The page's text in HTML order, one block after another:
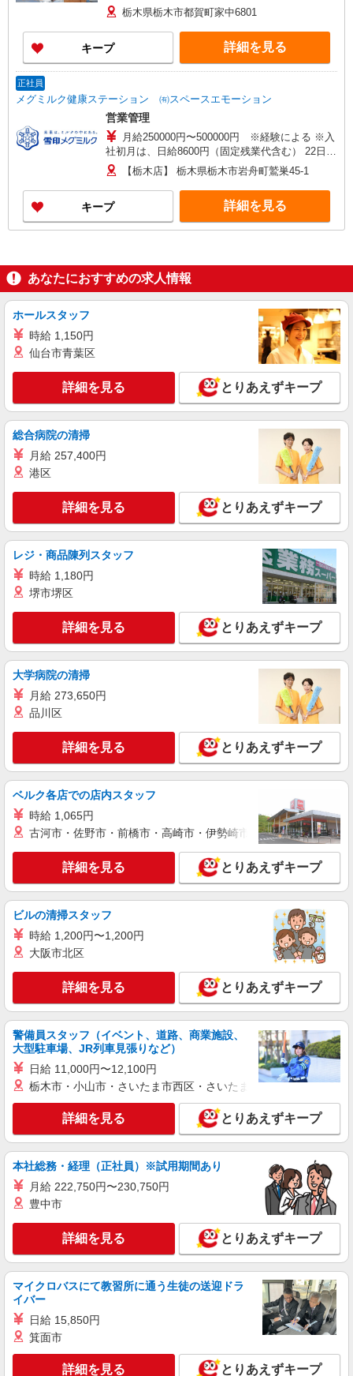
力により試用期間も月給になる場合有）
栃木県栃木市都賀町家中6801
キープ 詳細を見る
正社員
メグミルク健康ステーション ㈲スペースエモーション
営業管理
月給250000円〜500000円 ※経験による ※入
社初月は、日給8600円（固定残業代含む） 22日勤
務で30,000円を付与 ★やりがいを持って、長く安
心して働いてほしいという想いから『目に見える
昇給制度』を導入 お客様と契約した商品の累積本
数に応じて1000本ごとに10000円昇給します。 期
間に制限はなくインセンティブとは別に支給され
【栃木店】 栃木県栃木市岩舟町鷲巣45-1
キープ 詳細を見る
あなたにおすすめの求人情報
ホールスタッフ
時給 1,150円
仙台市青葉区
詳細を見る とりあえずキープ
総合病院の清掃
月給 257,400円
港区
詳細を見る とりあえずキープ
レジ・商品陳列スタッフ
時給 1,180円
堺市堺区
詳細を見る とりあえずキープ
大学病院の清掃
月給 273,650円
品川区
詳細を見る とりあえずキープ
ベルク各店での店内スタッフ
時給 1,065円
古河市・佐野市・前橋市・高崎市・伊勢崎市・太田市・館林市
詳細を見る とりあえずキープ
ビルの清掃スタッフ
時給 1,200円〜1,200円
大阪市北区
詳細を見る とりあえずキープ
警備員スタッフ（イベント、道路、商業施設、
大型駐車場、JR列車見張りなど）
日給 11,000円〜12,100円
栃木市・小山市・さいたま市西区・さいたま市岩槻区・久喜市・
詳細を見る とりあえずキープ
本社総務・経理（正社員）※試用期間あり
月給 222,750円〜230,750円
豊中市
詳細を見る とりあえずキープ
マイクロバスにて教習所に通う生徒の送迎ドラ
イバー
日給 15,850円
箕面市
詳細を見る とりあえずキープ